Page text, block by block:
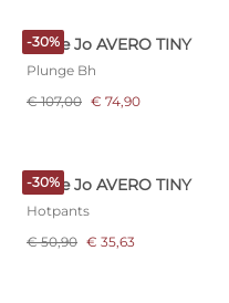
-30%
Marie Jo AVERO TINY
Plunge Bh
€ 107,00 € 74,90
-30%
Marie Jo AVERO TINY
Hotpants
€ 50,90 € 35,63